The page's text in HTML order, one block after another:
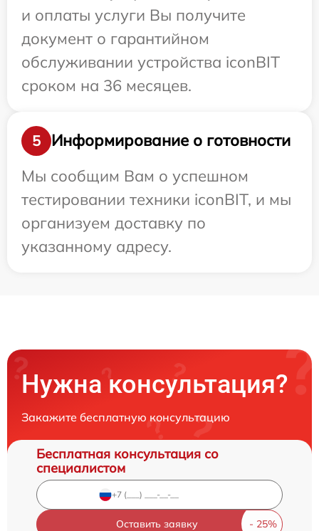
и оплаты услуги Вы получите
документ о гарантийном
обслуживании устройства iconBIT
сроком на 36 месяцев.
5
Информирование о готовности
Мы сообщим Вам о успешном
тестировании техники iconBIT, и мы
организуем доставку по
указанному адресу.
Нужна консультация?
Закажите бесплатную консультацию
Бесплатная консультация со
специалистом
Оставить заявку